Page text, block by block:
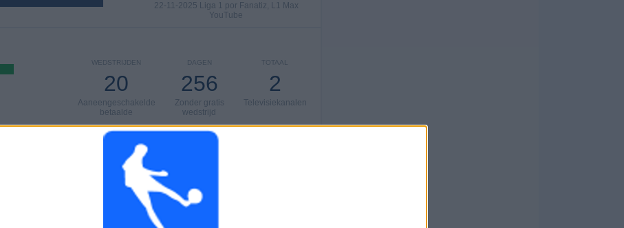
22-11-2025 Liga 1 por Fanatiz, L1 Max
YouTube
TOTAAL
2
Televisiekanalen
DAGEN
256
Zonder gratis
wedstrijd
WEDSTRIJDEN
20
Aaneengeschakelde
betaalde
VS
TOTAAL
1
COMPETITIES